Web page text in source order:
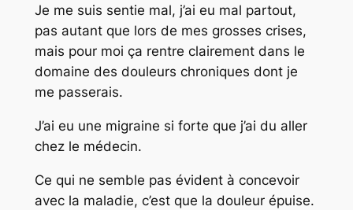
Je me suis sentie mal, j’ai eu mal partout,
pas autant que lors de mes grosses crises,
mais pour moi ça rentre clairement dans le
domaine des douleurs chroniques dont je
me passerais.
J’ai eu une migraine si forte que j’ai du aller
chez le médecin.
Ce qui ne semble pas évident à concevoir
avec la maladie, c’est que la douleur épuise.